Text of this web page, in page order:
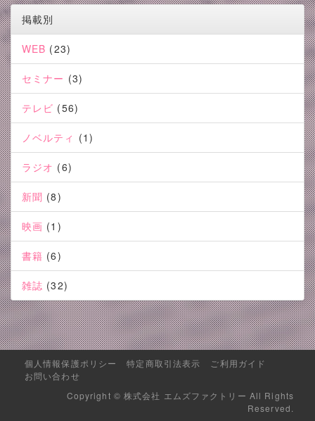
掲載別
WEB (23)
セミナー (3)
テレビ (56)
ノベルティ (1)
ラジオ (6)
新聞 (8)
映画 (1)
書籍 (6)
雑誌 (32)
個人情報保護ポリシー 特定商取引法表示
ご利用ガイド
お問い合わせ
Copyright © 株式会社 エムズファクトリー All Rights
Reserved.